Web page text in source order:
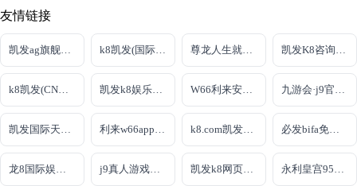
友情链接